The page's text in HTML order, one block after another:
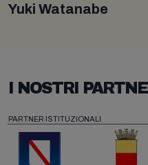
Yuki Watanabe
I NOSTRI
PARTNER ISTITUZIONALI